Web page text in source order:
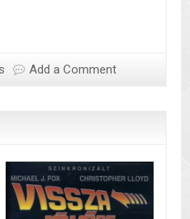
Add a Comment